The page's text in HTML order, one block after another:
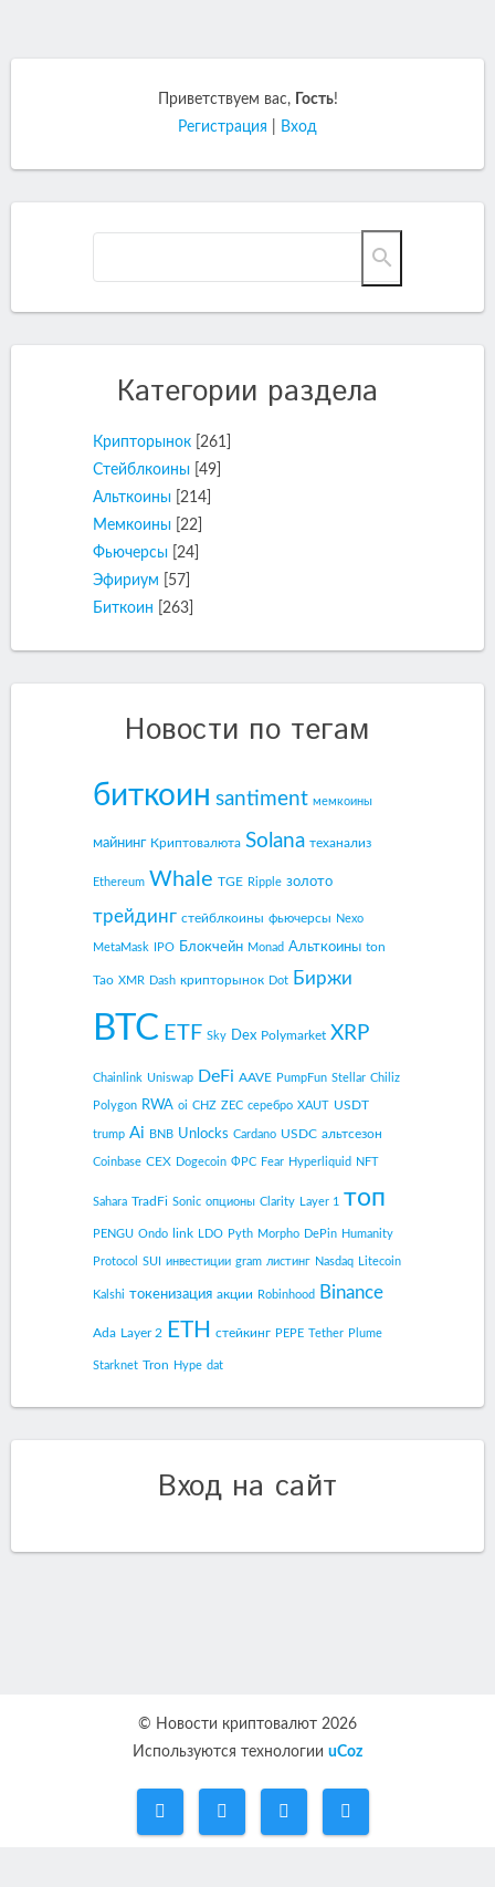
Приветствуем вас, Гость!
Регистрация
Вход
Категории раздела
Крипторынок
[261]
Стейблкоины [49]
Альткоины
[214]
Мемкоины
[22]
Фьючерсы
[24]
Эфириум
[57]
Биткоин
[263]
Новости по тегам
биткоин santiment мемкоины
майнинг Криптовалюта Solana теханализ
Ethereum Whale TGE Ripple золото
трейдинг стейблкоины фьючерсы Nexo
MetaMask IPO Блокчейн Monad Альткоины ton
Tao XMR Dash крипторынок Dot Биржи
BTC ETF Sky Dex Polymarket XRP
Chainlink Uniswap DeFi AAVE PumpFun Stellar Chiliz
Polygon RWA oi CHZ ZEC серебро XAUT USDT
trump Ai BNB Unlocks Cardano USDC альтсезон
Coinbase CEX Dogecoin ФРС Fear Hyperliquid NFT
Sahara TradFi Sonic опционы Clarity Layer 1 топ
PENGU Ondo link LDO Pyth Morpho DePin Humanity
Protocol SUI инвестиции gram листинг Nasdaq Litecoin
Kalshi токенизация акции Robinhood Binance
Ada Layer 2 ETH стейкинг PEPE Tether Plume
Starknet Tron Hype dat
Вход на сайт
© Новости криптовалют 2026
Используются технологии uCoz